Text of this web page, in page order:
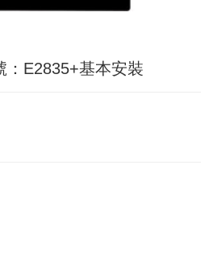
：E2835+基本安裝